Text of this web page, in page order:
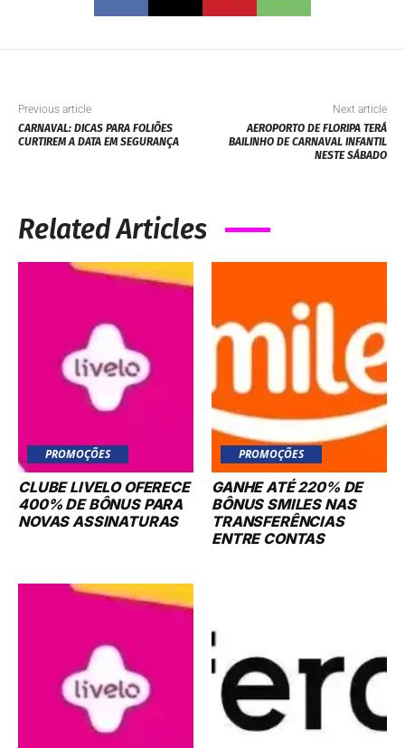
Previous article
CARNAVAL: DICAS PARA FOLIÕES
CURTIREM A DATA EM SEGURANÇA
Next article
AEROPORTO DE FLORIPA TERÁ
BAILINHO DE CARNAVAL INFANTIL
NESTE SÁBADO
Related Articles
PROMOÇÕES
CLUBE LIVELO OFERECE
400% DE BÔNUS PARA
NOVAS ASSINATURAS
PROMOÇÕES
GANHE ATÉ 220% DE
BÔNUS SMILES NAS
TRANSFERÊNCIAS
ENTRE CONTAS